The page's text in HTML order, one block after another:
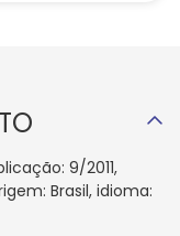
9/2011,
Brasil, idioma: